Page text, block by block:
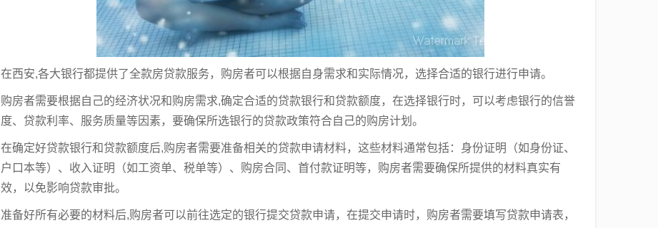
在西安,各大银行都提供了全款房贷款服务，购房者可以根据自身需求和实际情况，选择合适的银行进行申请。
购房者需要根据自己的经济状况和购房需求,确定合适的贷款银行和贷款额度，在选择银行时，可以考虑银行的信誉
度、贷款利率、服务质量等因素，要确保所选银行的贷款政策符合自己的购房计划。
在确定好贷款银行和贷款额度后,购房者需要准备相关的贷款申请材料，这些材料通常包括：身份证明（如身份证、
户口本等）、收入证明（如工资单、税单等）、购房合同、首付款证明等，购房者需要确保所提供的材料真实有
效，以免影响贷款审批。
准备好所有必要的材料后,购房者可以前往选定的银行提交贷款申请，在提交申请时，购房者需要填写贷款申请表，